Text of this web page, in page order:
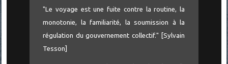
"Le voyage est une fuite contre la routine, la
monotonie, la familiarité, la soumission à la
régulation du gouvernement collectif." [Sylvain
Tesson]